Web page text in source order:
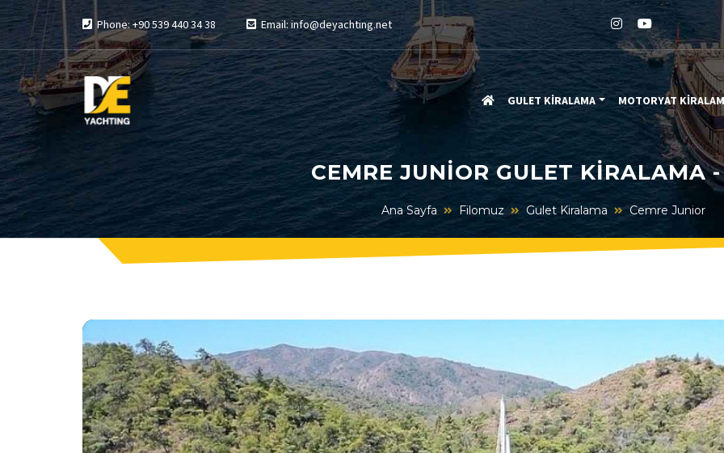
Phone: +90 539 440 34 38 Email: info@deyachting.net
GULET KİRALAMA MOTORYAT
CEMRE JUNIOR GULET KIRALAMA
Ana Sayfa Filomuz Gulet Kiralama Cemre Junior